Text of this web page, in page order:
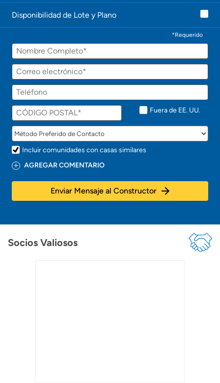
Disponibilidad de Lote y Plano
*Requerido
Fuera de EE. UU.
Incluir comunidades con casas similares
AGREGAR COMENTARIO
Enviar Mensaje al Constructor
Socios Valiosos